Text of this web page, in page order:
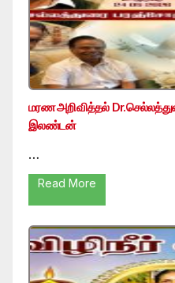
மரண அறிவித்தல்
இலண்டன்
…
Read More